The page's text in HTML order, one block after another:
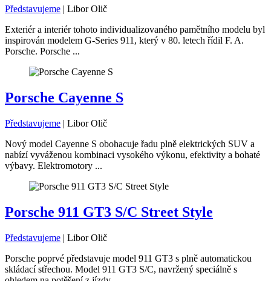
Představujeme | Libor Olič
Exteriér a interiér tohoto individualizovaného pamětního modelu byl
inspirován modelem G-Series 911, který v 80. letech řídil F. A.
Porsche. Porsche ...
Porsche Cayenne S
Představujeme | Libor Olič
Nový model Cayenne S obohacuje řadu plně elektrických SUV a
nabízí vyváženou kombinaci vysokého výkonu, efektivity a bohaté
výbavy. Elektromotory ...
Porsche 911 GT3 S/C Street Style
Představujeme | Libor Olič
Porsche poprvé představuje model 911 GT3 s plně automatickou
skládací střechou. Model 911 GT3 S/C, navržený speciálně s